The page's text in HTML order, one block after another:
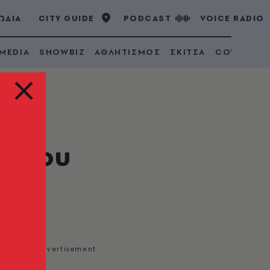
CITY GUIDE PODCAST VOICE RADIO
SHOWBIZ ΑΘΛΗΤΙΣΜΟΣ ΣΚΙΤΣΑ COVID 19
του